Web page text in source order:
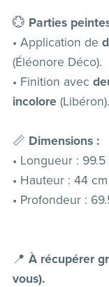
💮 Parties
• Application de
(Éléonore Déco).
• Finition avec
incolore(Libéron).
📏 Dimensions :
• Longueur : 99.5
• Hauteur : 44 cm
• Profondeur :
📍 À récupérer
vous).